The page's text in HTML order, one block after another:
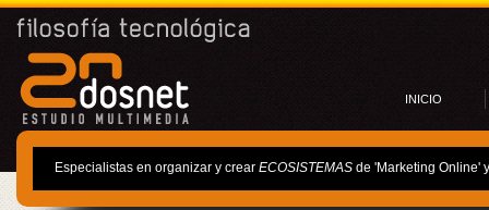
INICIO
Especialistas en organizar y crear ECOSISTEMAS de 'Marketing Online'